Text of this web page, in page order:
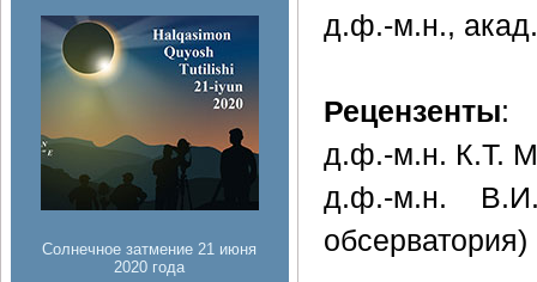
Солнечное затмение 21 июня
2020 года
д.ф.-м.н.,
Рецензенты:
д.ф.-м.н. К.Т.
д.ф.-м.н. В.И.
обсерватория)